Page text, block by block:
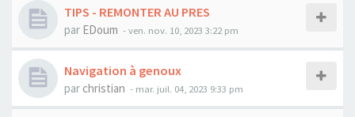
TIPS - REMONTER AU PRES
par EDoum -ven. nov. 10, 2023 3:22 pm
Navigation à genoux
par christian - mar. juil. 04, 2023 9:33 pm